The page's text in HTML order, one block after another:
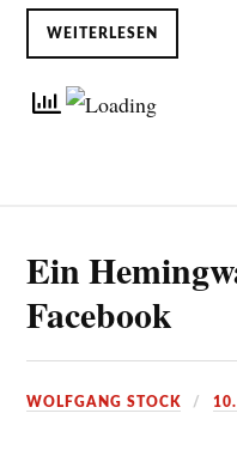
WEITERLESEN
Ein
Facebook
WOLFGANG STOCK